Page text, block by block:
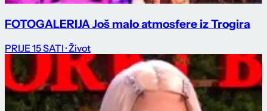
FOTOGALERIJA Još malo atmosfere iz Trogira
PRIJE 15 SATI · Život